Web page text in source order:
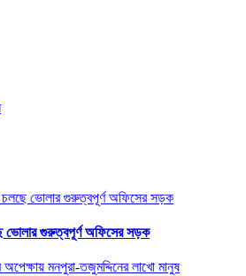
ভোলার গুরুত্বপূর্ণ অফিসের সড়ক